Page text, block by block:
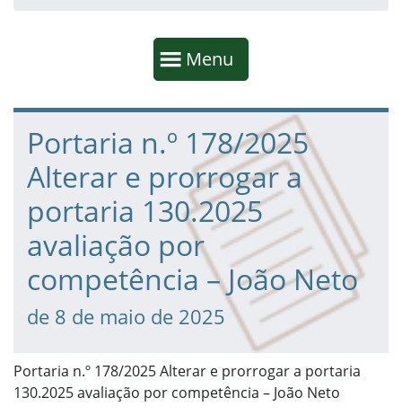
Mostrar
Menu
Fim da navegação
Início do conteúdo
Portaria n.º 178/2025
Alterar e prorrogar a
portaria 130.2025
avaliação por
competência – João Neto
de 8 de maio de 2025
Portaria n.º 178/2025 Alterar e prorrogar a portaria
130.2025 avaliação por competência – João Neto